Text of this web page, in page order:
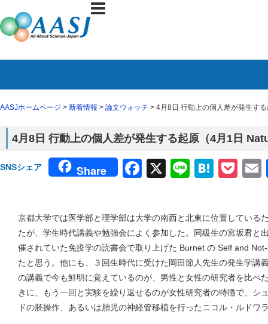
AASJホームページ > 新着情報 > 論文ウォッチ > 4月8日 行動上の個人差が発生す
4月8日 行動上の個人差が発生する起原（4月1日
SNSシェア Share Facebook
X Line
京都大学では医学部と理学部は大学の南西と北東に位置している
たが、学生時代講義や勉強会によく参加した。同級生の宮坂君と
催されていた免疫学の読書会で取り上げた Burnet の Self and
たと思う。他にも、３回生時代に受けた岡田節人先生の発生学講
の講義で今も鮮明に覚えているのが、男性と女性の研究者を比べ
きに、もう一回と実験を繰り返せるのが女性研究者の特徴で、シ
ドの胚操作、あるいは胎児の神経管移植を行ったニコル・ルドワ